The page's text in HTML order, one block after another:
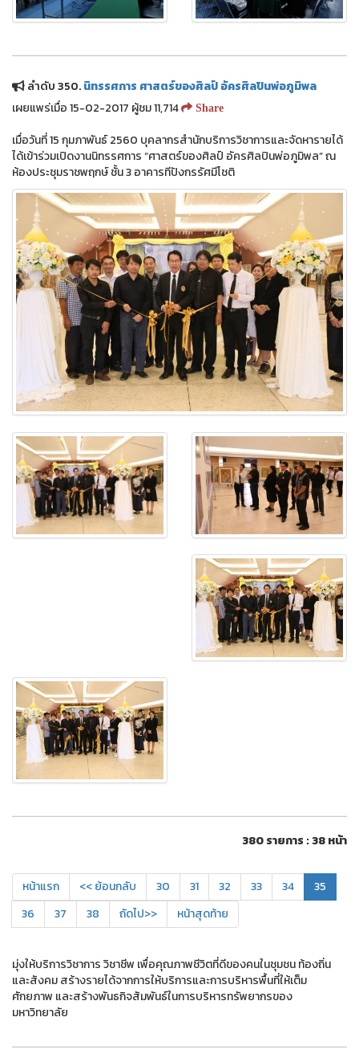
ลำดับ 350.นิทรรศการ ศาสตร์ของศิลป์ อัครศิลปินพ่อภูมิพล
เผยแพร่เมื่อ 15-02-2017 ผู้ชม 11,714
Share
เมื่อวันที่ 15 กุมภาพันธ์ 2560 บุคลากรสำนักบริการวิชาการและจัดหารายได้
ได้เข้าร่วมเปิดงานนิทรรศการ “ศาสตร์ของศิลป์ อัครศิลปินพ่อภูมิพล” ณ
ห้องประชุมราชพฤกษ์ ชั้น 3 อาคารทีปังกรรัศมีโชติ
380 รายการ : 38 หน้า
หน้าแรก << ย้อนกลับ 30 31 32 33 34
35
36
37 38 ถัดไป>> หน้าสุดท้าย
มุ่งให้บริการวิชาการ วิชาชีพ เพื่อคุณภาพชีวิตที่ดีของคนในชุมชน ท้องถิ่น
และสังคม สร้างรายได้จากการให้บริการและการบริหารพื้นที่ให้เต็ม
ศักยภาพ และสร้างพันธกิจสัมพันธ์ในการบริหารทรัพยากรของ
มหาวิทยาลัย